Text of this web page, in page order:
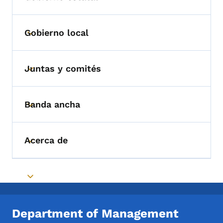
Toggle submenu
Gobierno local
Toggle submenu
Juntas y comités
Toggle submenu
Banda ancha
Toggle submenu
Acerca de
Toggle submenu
Department of Management